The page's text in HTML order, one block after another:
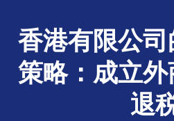
香港有限公
策略：成立
退